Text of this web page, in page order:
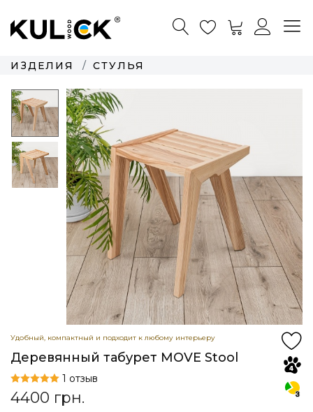
ИЗДЕЛИЯ СТУЛЬЯ
Удобный, компактный и подходит к любому интерьеру
Деревянный табурет MOVE Stool
1 отзыв
4400 грн.